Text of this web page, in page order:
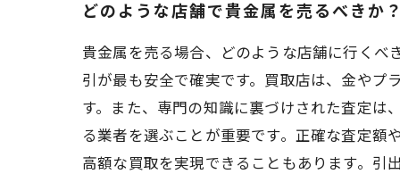
どのような店舗で貴金属を売るべきか？
貴金属を売る場合、どのような店舗に行く
引が最も安全で確実です。買取店は、金やプ
す。また、専門の知識に裏づけされた査定は
る業者を選ぶことが重要です。正確な査定額
高額な買取を実現できることもあります。引